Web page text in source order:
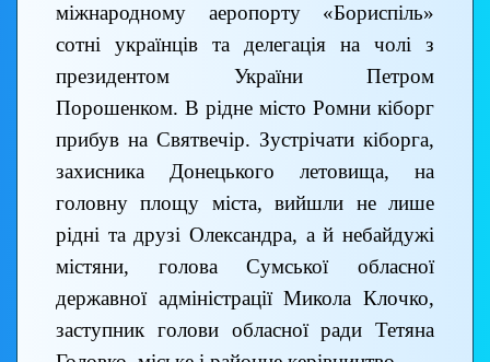
міжнародному аеропорту «Бориспіль»
сотні українців та делегація на чолі з
президентом України Петром
Порошенком. В рідне місто Ромни кіборг
прибув на Святвечір. Зустрічати кіборга,
захисника Донецького летовища, на
головну площу міста, вийшли не лише
рідні та друзі Олександра, а й небайдужі
містяни, голова Сумської обласної
державної адміністрації Микола Клочко,
заступник голови обласної ради Тетяна